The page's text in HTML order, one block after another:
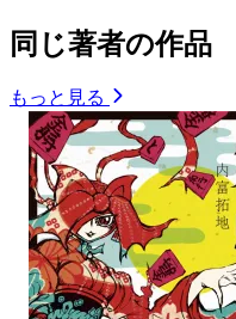
同じ著者の作品
もっと見る